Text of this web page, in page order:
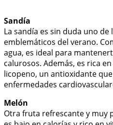
Sandía
La sandía es sin duda uno
emblemáticos del verano.
agua, es ideal para
calurosos. Además, es rica
licopeno, un antioxidante
enfermedades
Melón
Otra fruta refrescante y muy